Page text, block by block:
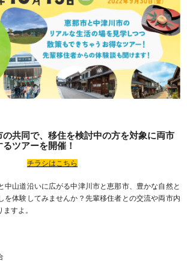
共同で、移住を検討中の方を対象に両市
ツアーを開催！
チラシはこちら
中山道沿いに広がる中津川市と恵那市、豊かな自然と
を体験してみませんか？先輩移住者との交流や両市内
すよ。